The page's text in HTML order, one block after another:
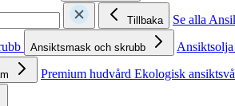
Tillbaka
Se alla
Ansiktsmask och skrubb
Premium hudvård Ekologisk